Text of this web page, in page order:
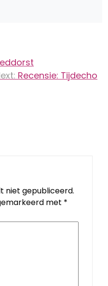
Recensie: Tijdecho
niet gepubliceerd.
met *